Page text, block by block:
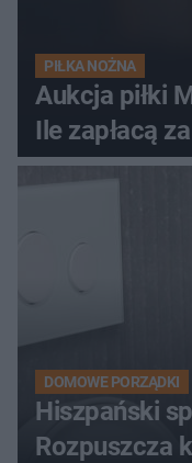
PIŁKA NOŻNA
Aukcja piłki
Ile zapłacą
DOMOWE PORZĄDKI
Hiszpański
Rozpuszcza